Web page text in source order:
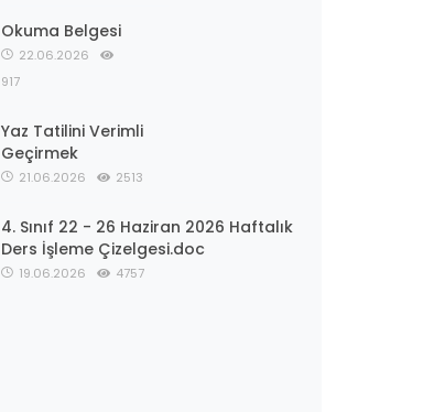
Okuma Belgesi
22.06.2026
917
Yaz Tatilini Verimli
Geçirmek
21.06.2026 2513
4. Sınıf 22 - 26 Haziran 2026 Haftalık
Ders İşleme Çizelgesi.doc
19.06.2026 4757